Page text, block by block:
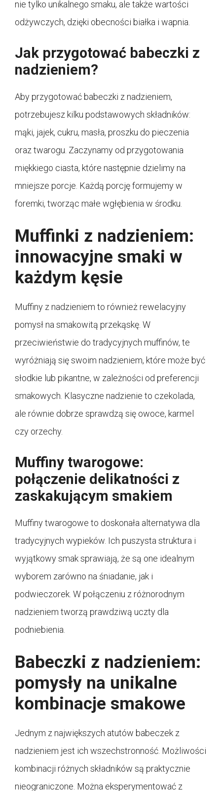
nie tylko unikalnego smaku, ale także wartości
odżywczych, dzięki obecności białka i wapnia.
Jak przygotować babeczki z
nadzieniem?
Aby przygotować babeczki z nadzieniem,
potrzebujesz kilku podstawowych składników:
mąki, jajek, cukru, masła, proszku do pieczenia
oraz twarogu. Zaczynamy od przygotowania
miękkiego ciasta, które następnie dzielimy na
mniejsze porcje. Każdą porcję formujemy w
foremki, tworząc małe wgłębienia w środku.
Muffinki z nadzieniem:
innowacyjne smaki w
każdym kęsie
Muffiny z nadzieniem to również rewelacyjny
pomysł na smakowitą przekąskę. W
przeciwieństwie do tradycyjnych muffinów, te
wyróżniają się swoim nadzieniem, które może być
słodkie lub pikantne, w zależności od preferencji
smakowych. Klasyczne nadzienie to czekolada,
ale równie dobrze sprawdzą się owoce, karmel
czy orzechy.
Muffiny twarogowe:
połączenie delikatności z
zaskakującym smakiem
Muffiny twarogowe to doskonała alternatywa dla
tradycyjnych wypieków. Ich puszysta struktura i
wyjątkowy smak sprawiają, że są one idealnym
wyborem zarówno na śniadanie, jak i
podwieczorek. W połączeniu z różnorodnym
nadzieniem tworzą prawdziwą uczty dla
podniebienia.
Babeczki z nadzieniem:
pomysły na unikalne
kombinacje smakowe
Jednym z największych atutów babeczek z
nadzieniem jest ich wszechstronność. Możliwości
kombinacji różnych składników są praktycznie
nieograniczone. Można eksperymentować z